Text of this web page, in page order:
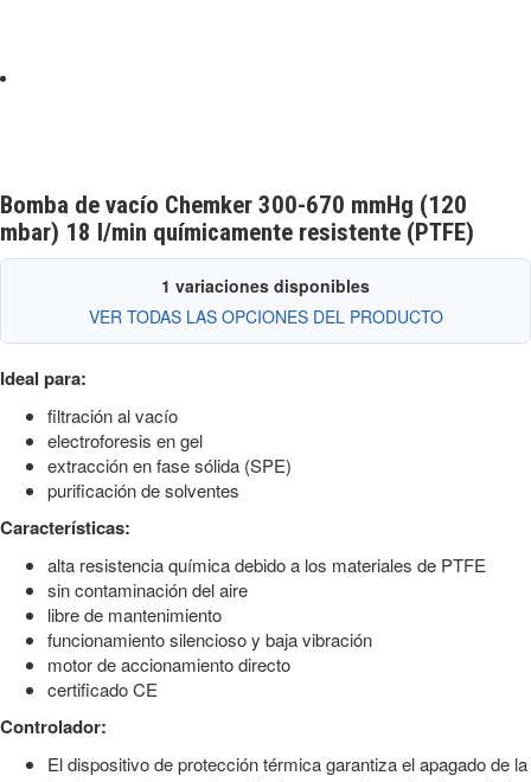
Bomba de vacío Chemker 300-670 mmHg (120
mbar) 18 l/min químicamente resistente (PTFE)
1 variaciones disponibles
VER TODAS LAS OPCIONES DEL PRODUCTO
Ideal para:
filtración al vacío
electroforesis en gel
extracción en fase sólida (SPE)
purificación de solventes
Características:
alta resistencia química debido a los materiales de PTFE
sin contaminación del aire
libre de mantenimiento
funcionamiento silencioso y baja vibración
motor de accionamiento directo
certificado CE
Controlador:
El dispositivo de protección térmica garantiza el apagado de la